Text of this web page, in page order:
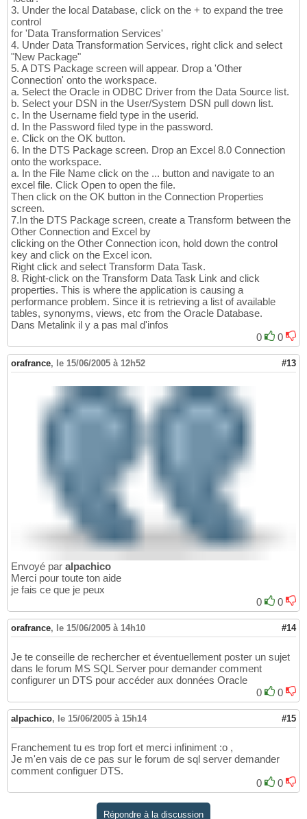
3. Under the local Database, click on the + to expand the tree
control
for 'Data Transformation Services'
4. Under Data Transformation Services, right click and select
"New Package"
5. A DTS Package screen will appear. Drop a 'Other
Connection' onto the workspace.
a. Select the Oracle in ODBC Driver from the Data Source list.
b. Select your DSN in the User/System DSN pull down list.
c. In the Username field type in the userid.
d. In the Password filed type in the password.
e. Click on the OK button.
6. In the DTS Package screen. Drop an Excel 8.0 Connection
onto the workspace.
a. In the File Name click on the ... button and navigate to an
excel file. Click Open to open the file.
Then click on the OK button in the Connection Properties
screen.
7.In the DTS Package screen, create a Transform between the
Other Connection and Excel by
clicking on the Other Connection icon, hold down the control
key and click on the Excel icon.
Right click and select Transform Data Task.
8. Right-click on the Transform Data Task Link and click
properties. This is where the application is causing a
performance problem. Since it is retrieving a list of available
tables, synonyms, views, etc from the Oracle Database.
Dans Metalink il y a pas mal d'infos
0
0
orafrance, le 15/06/2005 à 12h52 #13
Envoyé par alpachico
Merci pour toute ton aide
je fais ce que je peux
0
0
orafrance, le 15/06/2005 à 14h10 #14
Je te conseille de rechercher et éventuellement poster un sujet
dans le forum MS SQL Server pour demander comment
configurer un DTS pour accéder aux données Oracle
0
0
alpachico, le 15/06/2005 à 15h14 #15
Franchement tu es trop fort et merci infiniment :o ,
Je m'en vais de ce pas sur le forum de sql server demander
comment configuer DTS.
0
0
Répondre à la discussion